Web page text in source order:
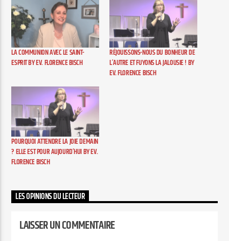
Elyon Live
LA COMMUNION AVEC LE SAINT-
ESPRIT BY EV. FLORENCE BISCH
RÉJOUISSONS-NOUS DU BONHEUR DE
L’AUTRE ET FUYONS LA JALOUSIE ! BY
EV. FLORENCE BISCH
POURQUOI ATTENDRE LA JOIE DEMAIN
? ELLE EST POUR AUJOURD’HUI BY EV.
FLORENCE BISCH
LES OPINIONS DU LECTEUR
LAISSER UN COMMENTAIRE